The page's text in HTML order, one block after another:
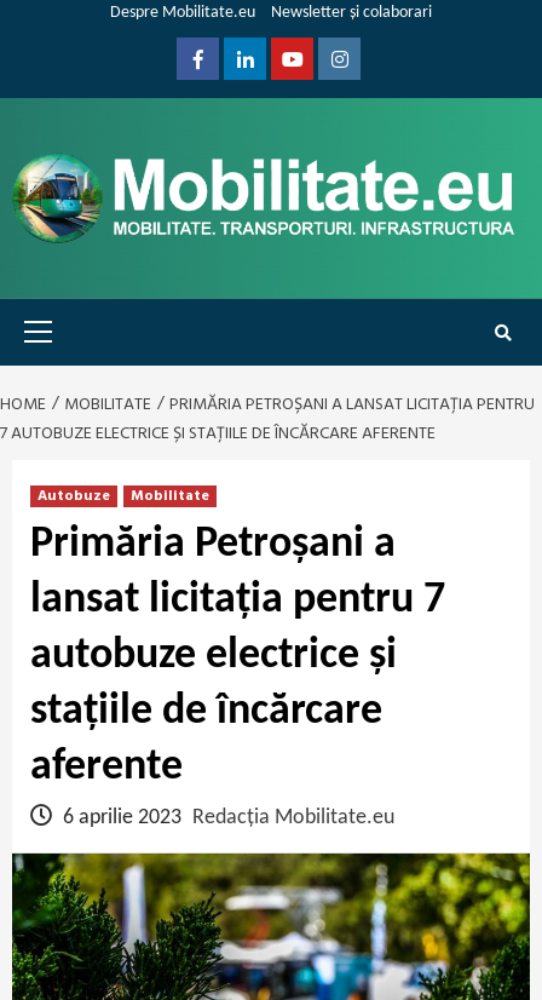
Despre Mobilitate.eu Newsletter și colaborari
FacebookLinkedinYoutubeInstagram
Primary
Menu
HOME MOBILITATE
PRIMĂRIA PETROȘANI A LANSAT LICITAȚIA PENTRU
7 AUTOBUZE ELECTRICE ȘI STAȚIILE DE ÎNCĂRCARE AFERENTE
Autobuze Mobilitate
Primăria Petroșani a
lansat licitația pentru 7
autobuze electrice și
stațiile de încărcare
aferente
6 aprilie 2023 Redacția Mobilitate.eu